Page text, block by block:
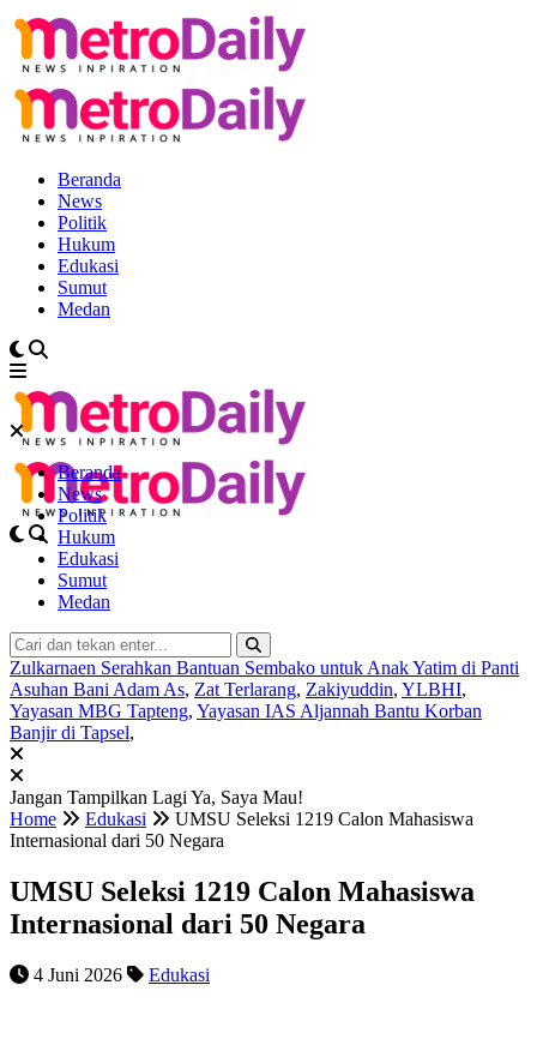
Beranda
News
Politik
Hukum
Edukasi
Sumut
Medan
Beranda
News
Politik
Hukum
Edukasi
Sumut
Medan
Zulkarnaen Serahkan Bantuan Sembako untuk Anak Yatim di Panti
Asuhan Bani Adam As, Zat Terlarang, Zakiyuddin, YLBHI,
Yayasan MBG Tapteng, Yayasan IAS Aljannah Bantu Korban
Banjir di Tapsel,
Jangan Tampilkan Lagi Ya, Saya Mau!
Home
Edukasi
UMSU Seleksi 1219 Calon Mahasiswa
Internasional dari 50 Negara
UMSU Seleksi 1219 Calon Mahasiswa
Internasional dari 50 Negara
4 Juni 2026 Edukasi